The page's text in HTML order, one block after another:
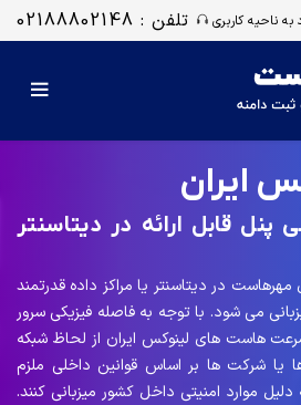
به ناحیه کاربری تلفن : 02188802148
ایران
قابل ارائه در دیتاسنتر
در دیتاسنتر یا مراکز داده قدرتمند
می شود. با توجه به فاصله فیزیکی سرور
هاست های لینوکس ایران از لحاظ شبکه
یا شرکت ها بر اساس قوانین داخلی ملزم
موارد امنیتی داخل کشور میزبانی کنند.